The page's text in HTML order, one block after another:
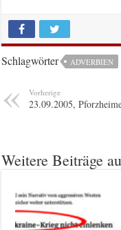
Schlagwörter ADVERBIEN
Vorherige
23.09.2005,
Weitere Beiträge